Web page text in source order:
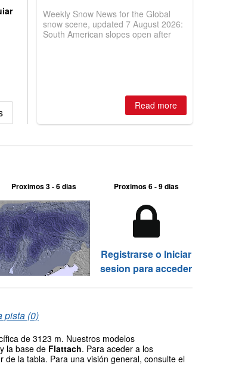
Weekly Snow News for the Global
snow scene, updated 7 August 2026:
South American slopes open after
Read more
Proximos 3 - 6 dias Proximos 6 - 9 dias
Registrarse o Iniciar
sesion para acceder
pista (0)
de 3123 m. Nuestros modelos
la base de Flattach. Para aceder a los
la tabla. Para una visión general, consulte el